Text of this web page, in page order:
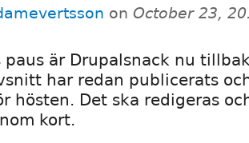
on October 23,
paus är Drupalsnack nu
har redan publicerats
hösten. Det ska redigeras
kort.